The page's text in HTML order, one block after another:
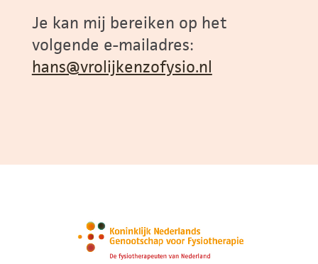
Je kan mij bereiken op het
volgende e-mailadres:
hans@vrolijkenzofysio.nl